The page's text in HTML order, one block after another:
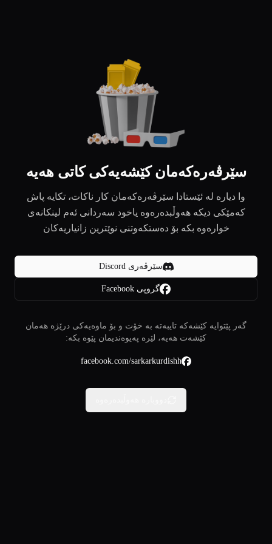
سێرڤەرەکەمان کێشەیەکی کاتی هەیە
وا دیارە لە ئێستادا سێرڤەرەکەمان کار ناکات، تکایە پاش
کەمێکی دیکە هەوڵبدەرەوە یاخود سەردانی ئەم لینکانەی
خوارەوە بکە بۆ دەستکەوتنی نوێترین زانیاریەکان
سێرڤەری Discord
گروپی Facebook
گەر پێتوایە کێشەکە تایبەتە بە خۆت و بۆ ماوەیەکی درێژە هەمان
کێشەت هەیە، لێرە پەیوەندیمان پێوە بکە:
facebook.com/sarkarkurdishh